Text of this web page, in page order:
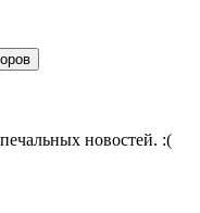
новостей. :(